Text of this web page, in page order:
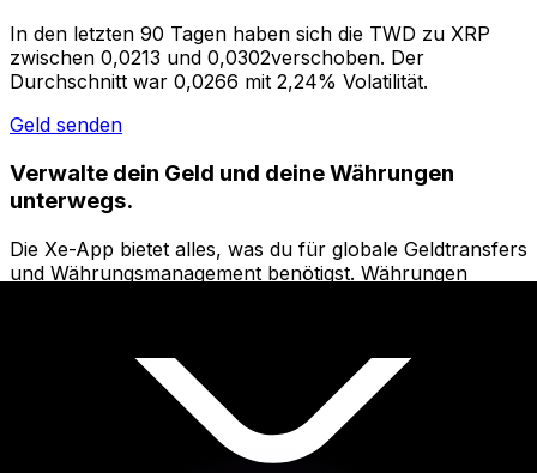
In den letzten 90 Tagen haben sich die TWD zu XRP
zwischen 0,0213 und 0,0302verschoben. Der
Durchschnitt war 0,0266 mit 2,24% Volatilität.
Geld senden
Verwalte dein Geld und deine Währungen
unterwegs.
Die Xe-App bietet alles, was du für globale Geldtransfers
und Währungsmanagement benötigst. Währungen